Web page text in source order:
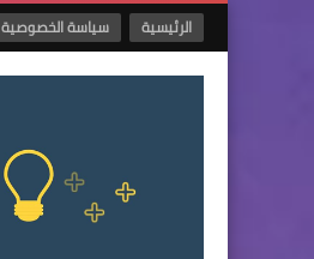
الرئيسية سياسة الخصوصية